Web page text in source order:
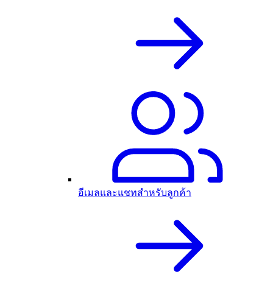
อีเมลและแชทสำหรับลูกค้า